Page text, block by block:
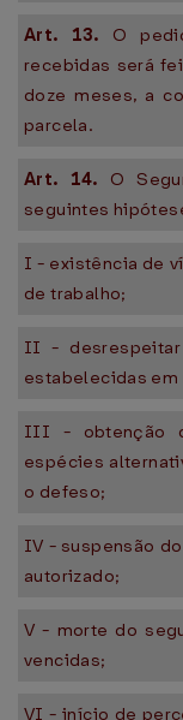
Art. 13. O
recebidas será
doze meses, a
parcela.
Art. 14. O
seguintes
I - existência de
de trabalho;
II -
estabelecidas
III - obtenção
espécies
o defeso;
IV - suspensão
autorizado;
V - morte do
vencidas;
VI - início de